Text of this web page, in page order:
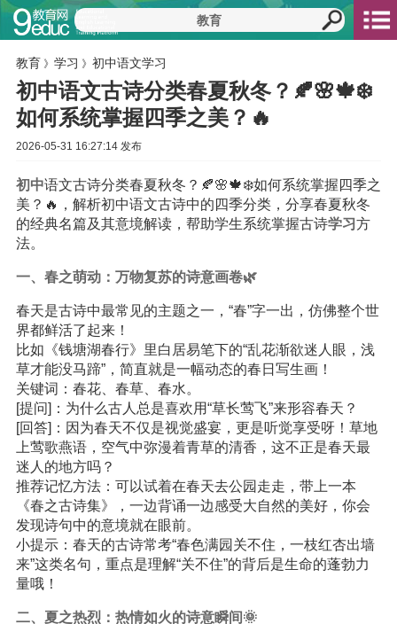
教育 》 学习 》 初中语文学习
初中语文古诗分类春夏秋冬？🍂🌸🍁❄️
如何系统掌握四季之美？🔥
2026-05-31 16:27:14 发布
初中语文古诗分类春夏秋冬？🍂🌸🍁❄️如何系统掌握四季之
美？🔥，解析初中语文古诗中的四季分类，分享春夏秋冬
的经典名篇及其意境解读，帮助学生系统掌握古诗学习方
法。
一、春之萌动：万物复苏的诗意画卷🌿
春天是古诗中最常见的主题之一，“春”字一出，仿佛整个世
界都鲜活了起来！
比如《钱塘湖春行》里白居易笔下的“乱花渐欲迷人眼，浅
草才能没马蹄”，简直就是一幅动态的春日写生画！
关键词：春花、春草、春水。
[提问]：为什么古人总是喜欢用“草长莺飞”来形容春天？
[回答]：因为春天不仅是视觉盛宴，更是听觉享受呀！草地
上莺歌燕语，空气中弥漫着青草的清香，这不正是春天最
迷人的地方吗？
推荐记忆方法：可以试着在春天去公园走走，带上一本
《春之古诗集》，一边背诵一边感受大自然的美好，你会
发现诗句中的意境就在眼前。
小提示：春天的古诗常考“春色满园关不住，一枝红杏出墙
来”这类名句，重点是理解“关不住”的背后是生命的蓬勃力
量哦！
二、夏之热烈：热情如火的诗意瞬间🌞